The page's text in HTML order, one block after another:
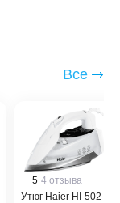
Все
5 4 отзыва
Утюг Haier HI-502